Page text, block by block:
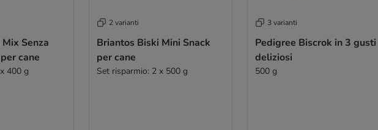
Senza
cane
400 g
2 varianti
Briantos Biski Mini Snack
per cane
Set risparmio: 2 x 500 g
3 varianti
Pedigree Biscrok in 3 gusti
deliziosi
500 g